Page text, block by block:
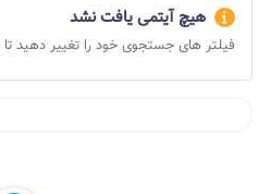
هیچ آیتمی یافت نشد
فیلتر های جستجوی خود را تغییر دهید تا